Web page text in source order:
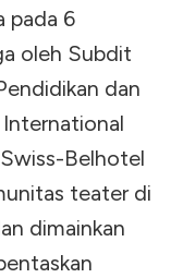
pada 6
oleh Subdit
dan
International
Belhotel
teater di
dimainkan